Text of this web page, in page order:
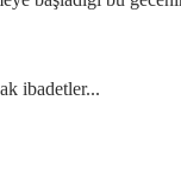
ibadetler...